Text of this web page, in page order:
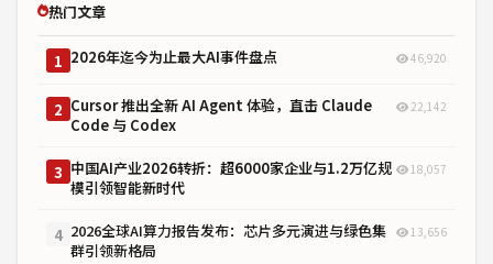
热门文章
1 2026年迄今为止最大AI事件盘点 46,920
2 Cursor 推出全新 AI Agent 体验，直击 Claude
Code 与 Codex
22,142
3 中国AI产业2026转折：超6000家企业与1.2万亿规
模引领智能新时代
18,057
4 2026全球AI算力报告发布：芯片多元演进与绿色集
群引领新格局
13,656